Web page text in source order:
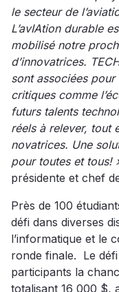
le secteur de
L’avIAtion durable
mobilisé notre
d’innovatrices.
sont associées pour
critiques comme
futurs talents
réels à relever, tout
novatrices. Une
pour toutes et tous!
présidente et chef
Près de 100
défi dans diverses
l’informatique et le
ronde finale. Le
participants la
totalisant 16 000 $,